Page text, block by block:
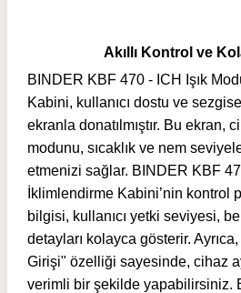
Akıllı Kontrol ve
BINDER KBF 470 - ICH Işık
Kabini, kullanıcı dostu ve
ekranla donatılmıştır. Bu ekran,
modunu, sıcaklık ve nem
etmenizi sağlar. BINDER KBF
İklimlendirme Kabini’nin kontrol
bilgisi, kullanıcı yetki seviyesi,
detayları kolayca gösterir. Ayrıca,
Girişi" özelliği sayesinde, cihaz
verimli bir şekilde yapabilirsiniz.